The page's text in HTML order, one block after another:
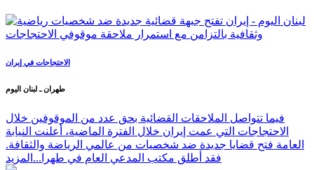
الاحتجاجات في إيران
طهران ـ لبنان اليوم
فيما تتواصل الملاحقات القضائية بحق عدد من الموقوفين خلال
الاحتجاجات التي عمت إيران خلال الفترة الماضية، أعلنت النيابة
العامة فتح قضايا جديدة ضد شخصيات من عالمي الرياضة والثقافة.
فقد أطلق مكتب المدعي العام في طهرا... المزيد